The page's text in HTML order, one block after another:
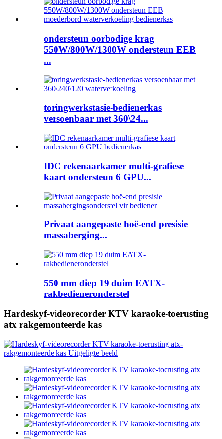
ondersteun oorbodige krag
550W/800W/1300W ondersteun EEB
...
toringwerkstasie-bedienerkas
versoenbaar met 360\24...
IDC rekenaarkamer multi-grafiese
kaart ondersteun 6 GPU...
Privaat aangepaste hoë-end presisie
massaberging...
550 mm diep 19 duim EATX-
rakbedieneronderstel
Hardeskyf-videorecorder KTV karaoke-toerusting
atx rakgemonteerde kas